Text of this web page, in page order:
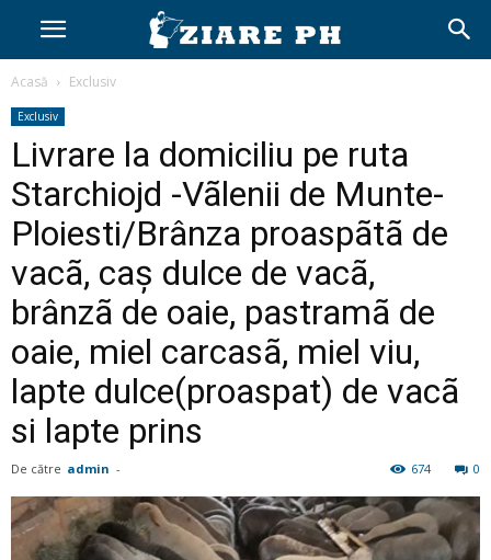
Acasă Exclusiv
Exclusiv
Livrare la domiciliu pe ruta
Starchiojd -Vãlenii de Munte-
Ploiesti/Brânza proaspãtã de
vacã, caş dulce de vacã,
brânzã de oaie, pastramã de
oaie, miel carcasã, miel viu,
lapte dulce(proaspat) de vacã
si lapte prins
De către admin - 0
674